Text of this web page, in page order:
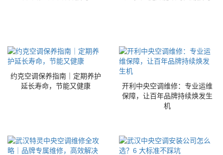
约克空调保养指南｜定期养护
延长寿命，节能又健康
开利中央空调维修：专业运维
保障，让百年品牌持续焕发生
机